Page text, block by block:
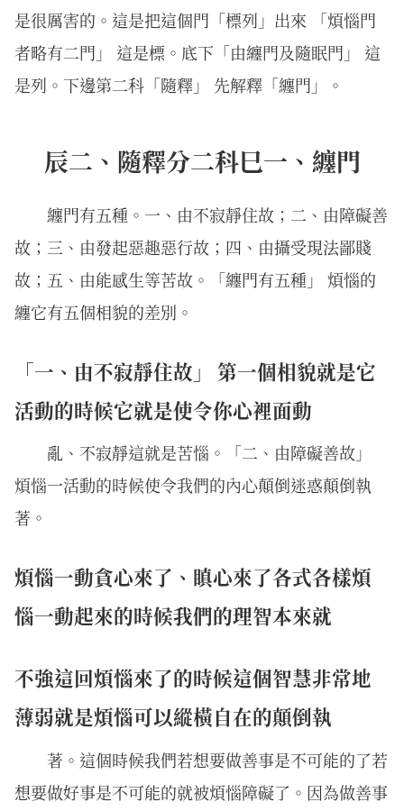
是很厲害的。這是把這個門「標列」出來 「煩惱門
者略有二門」 這是標。底下「由纏門及隨眠門」 這
是列。下邊第二科「隨釋」 先解釋「纏門」。
辰二、隨釋分二科巳一、纏門
纏門有五種。一、由不寂靜住故；二、由障礙善
故；三、由發起惡趣惡行故；四、由攝受現法鄙賤
故；五、由能感生等苦故。「纏門有五種」 煩惱的
纏它有五個相貌的差別。
「一、由不寂靜住故」 第一個相貌就是它
活動的時候它就是使令你心裡面動
亂、不寂靜這就是苦惱。「二、由障礙善故」
煩惱一活動的時候使令我們的內心顛倒迷惑顛倒執
著。
煩惱一動貪心來了、瞋心來了各式各樣煩
惱一動起來的時候我們的理智本來就
不強這回煩惱來了的時候這個智慧非常地
薄弱就是煩惱可以縱橫自在的顛倒執
著。這個時候我們若想要做善事是不可能的了若
想要做好事是不可能的就被煩惱障礙了。因為做善事